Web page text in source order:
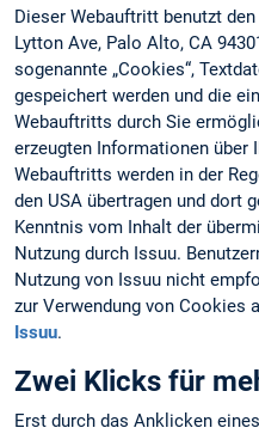
Dieser Webauftritt benutzt
Lytton Ave, Palo Alto, CA
sogenannte „Cookies“,
gespeichert werden und die
Webauftritts durch Sie
erzeugten Informationen über
Webauftritts werden in der
den USA übertragen und dort
Kenntnis vom Inhalt der
Nutzung durch Issuu.
Nutzung von Issuu nicht
zur Verwendung von Cookies
Issuu.
Zwei Klicks für
Erst durch das Anklicken